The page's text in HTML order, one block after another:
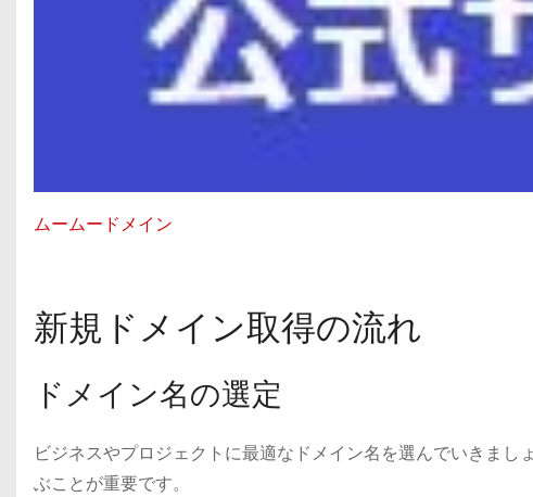
ムームードメイン
新規ドメイン取得の流れ
ドメイン名の選定
ビジネスやプロジェクトに最適なドメイン名を選んでいきま
ぶことが重要です。